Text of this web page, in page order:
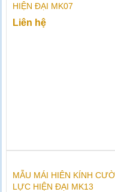
HIỆN ĐẠI MK07
Liên hệ
MẪU MÁI HIÊN KÍNH
LỰC HIỆN ĐẠI MK13